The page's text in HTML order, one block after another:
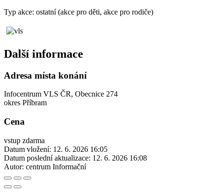
Typ akce: ostatní (akce pro děti, akce pro rodiče)
Další informace
Adresa místa konání
Infocentrum VLS ČR, Obecnice 274
okres Příbram
Cena
vstup zdarma
Datum vložení: 12. 6. 2026 16:05
Datum poslední aktualizace: 12. 6. 2026 16:08
Autor: centrum Informační